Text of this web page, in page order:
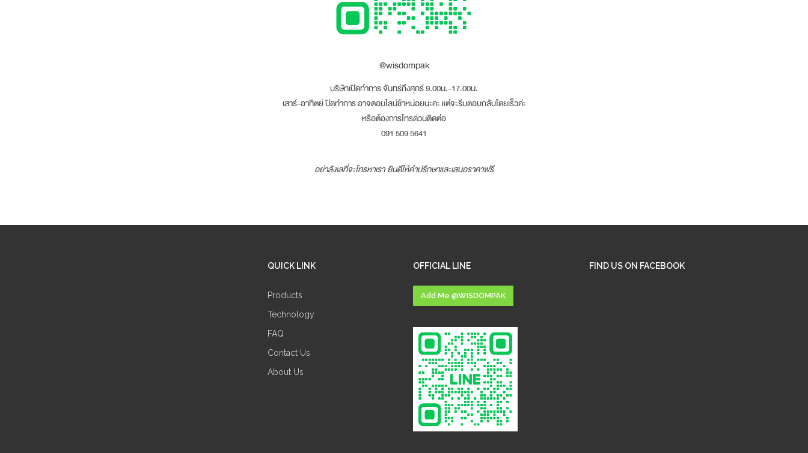
@wisdompak
บริษัทเปิดทำการ จันทร์ถึงศุกร์ 9.00น.-17.00น.
เสาร์-อาทิตย์ ปิดทำการ อาจตอบไลน์ช้าหน่อยนะคะ แต่จะรีบตอบกลับโดยเร็วค่ะ
หรือต้องการโทรด่วนติดต่อ
091 509 5641
อย่าลังเลที่จะโทรหาเรา ยินดีให้คำปรึกษาและเสนอราคาฟรี
QUICK LINK
Products
Technology
FAQ
Contact Us
About Us
OFFICIAL LINE
Add Me @WISDOMPAK
FIND US ON FACEBOOK